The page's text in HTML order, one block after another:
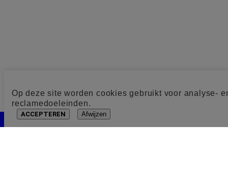
Op deze site worden cookies gebruikt voor analyse-
reclamedoeleinden.
ACCEPTEREN Afwijzen
Cookie toestemming